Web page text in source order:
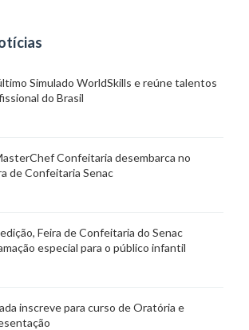
Simulado WorldSkills e reúne talentos
do Brasil
Confeitaria desembarca no
de Confeitaria Senac
Feira de Confeitaria do Senac
especial para o público infantil
inscreve para curso de Oratória e